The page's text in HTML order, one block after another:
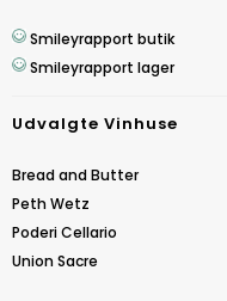
Smileyrapport butik
Smileyrapport lager
Udvalgte Vinhuse
Bread and Butter
Peth Wetz
Poderi Cellario
Union Sacre